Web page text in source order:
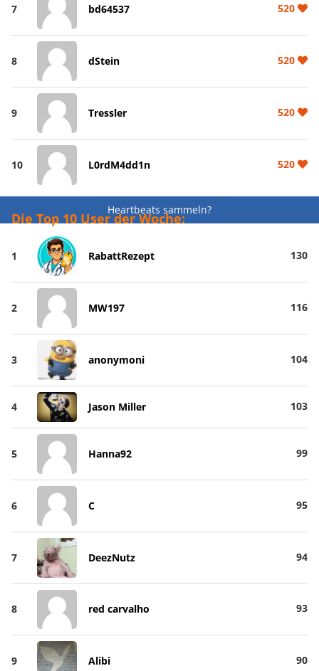
7 bd64537 520
8 dStein 520
9 Tressler 520
10 L0rdM4dd1n 520
Heartbeats sammeln?
Die Top 10 User der Woche:
1 RabattRezept 130
2 MW197 116
3 anonymoni 104
4 Jason Miller 103
5 Hanna92 99
6 C 95
7 DeezNutz 94
8 red carvalho 93
9 Alibi 90